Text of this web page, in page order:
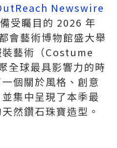
Newswire
受矚目的 2026 年
會藝術博物館盛大舉
藝術（Costume
全球最具影響力的時
個關於風格、創意
集中呈現了本季最
然鑽石珠寶造型。